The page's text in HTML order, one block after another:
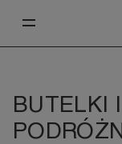
BUTELKI